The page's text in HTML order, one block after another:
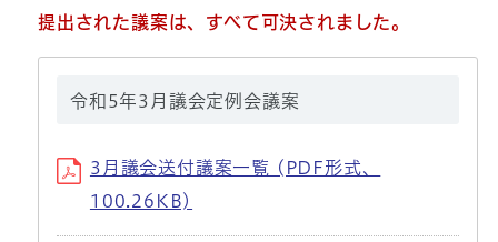
提出された議案は、すべて可決されました。
令和5年3月議会定例会議案
3月議会送付議案一覧 (PDF形式、
100.26KB)